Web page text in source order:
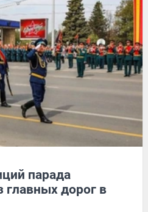
парада
главных дорог в